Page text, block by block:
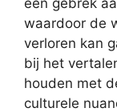
waardoor de
verloren kan
bij het
houden met
culturele